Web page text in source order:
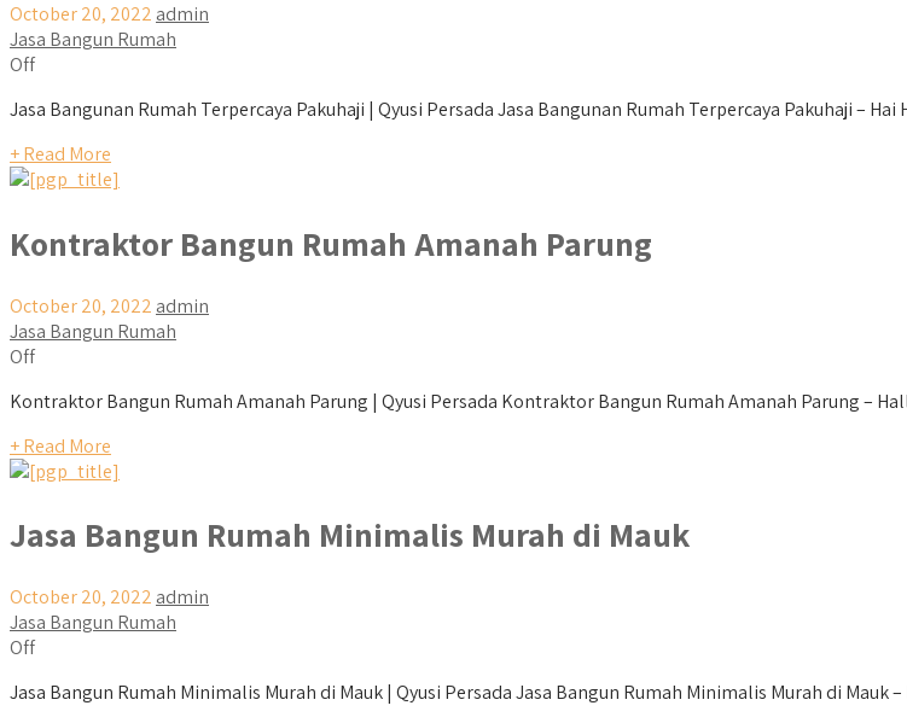
October 20, 2022 admin
Jasa Bangun Rumah
Off
Jasa Bangunan Rumah Terpercaya Pakuhaji | Qyusi Persada Jasa Bangunan Rumah Terpercaya Pakuhaji – Hai
+ Read More
Kontraktor Bangun Rumah Amanah Parung
October 20, 2022 admin
Jasa Bangun Rumah
Off
Kontraktor Bangun Rumah Amanah Parung | Qyusi Persada Kontraktor Bangun Rumah Amanah Parung –
+ Read More
Jasa Bangun Rumah Minimalis Murah di Mauk
October 20, 2022 admin
Jasa Bangun Rumah
Off
Jasa Bangun Rumah Minimalis Murah di Mauk | Qyusi Persada Jasa Bangun Rumah Minimalis Murah di Mauk –